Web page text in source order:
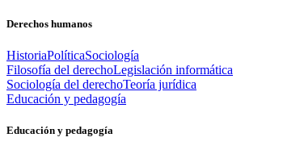
Derechos humanos
HistoriaPolíticaSociología
Filosofía del derechoLegislación informática
Sociología del derechoTeoría jurídica
Educación y pedagogía
Educación y pedagogía